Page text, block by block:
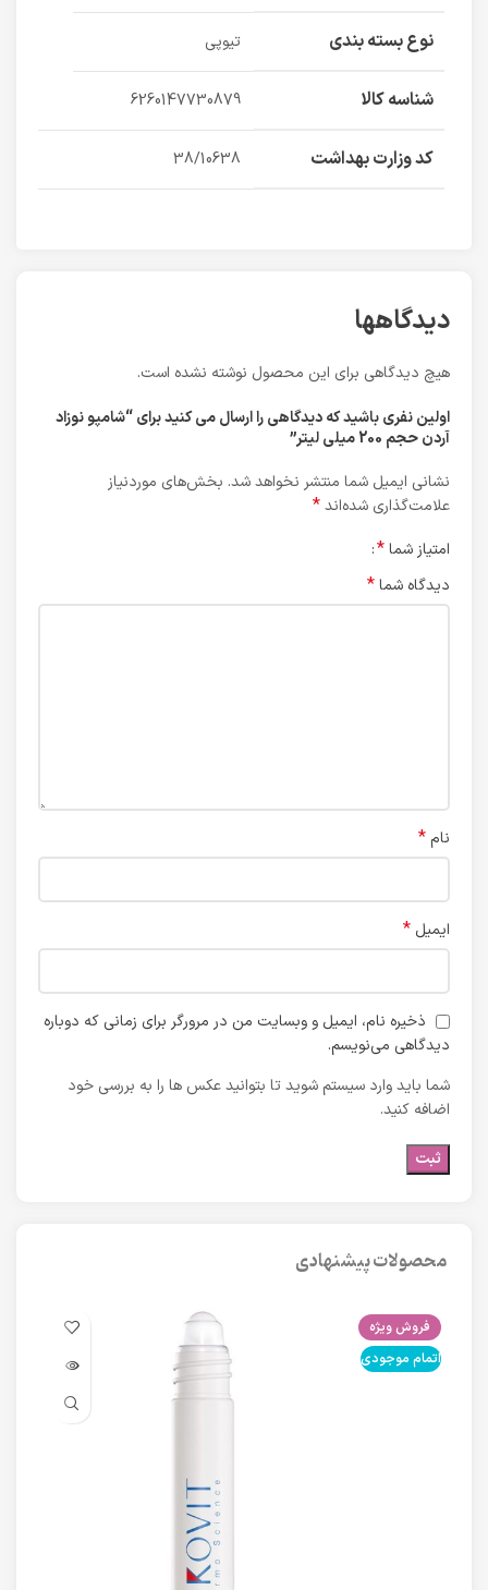
نوع بسته بندی تیوپی
شناسه کالا 6260147730879
کد وزارت بهداشت 38/10638
دیدگاهها
هیچ دیدگاهی برای این محصول نوشته نشده است.
اولین نفری باشید که دیدگاهی را ارسال می کنید برای “شامپو نوزاد
آردن حجم 200 میلی لیتر”
نشانی ایمیل شما منتشر نخواهد شد. بخش‌های موردنیاز
علامت‌گذاری شده‌اند*
امتیاز شما*
دیدگاه شما*
نام *
ایمیل *
ذخیره نام، ایمیل و وبسایت من در مرورگر برای زمانی که دوباره
دیدگاهی می‌نویسم.
شما باید وارد سیستم شوید تا بتوانید عکس ها را به بررسی خود
اضافه کنید.
محصولات پیشنهادی
فروش ویژه
اتمام موجودی